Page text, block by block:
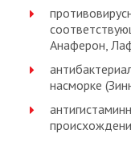
Анаферон,
насморке